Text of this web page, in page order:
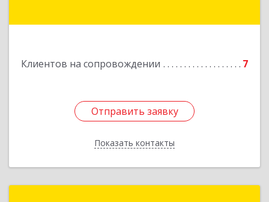
Клиентов на сопровождении 7
Отправить заявку
Показать контакты
Отправить заявку
Назад